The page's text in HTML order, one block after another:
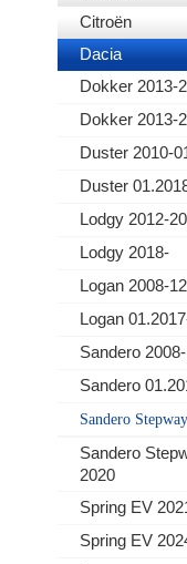
Citroën
Dacia
Dokker 2013-
Dokker 2013-
Duster 2010-
Duster
Lodgy 2012-
Lodgy 2018-
Logan 2008-
Logan
Sandero
Sandero
Sandero
Sandero
2020
Spring EV
Spring EV